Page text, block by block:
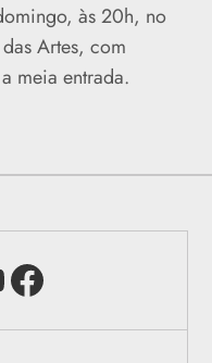
às 20h, no
Artes, com
meia entrada.
Youtube